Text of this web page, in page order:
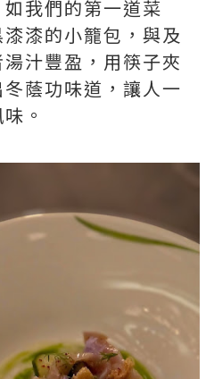
我們的第一道菜
漆的小籠包，與及
汁豐盈，用筷子夾
蔭功味道，讓人一
。